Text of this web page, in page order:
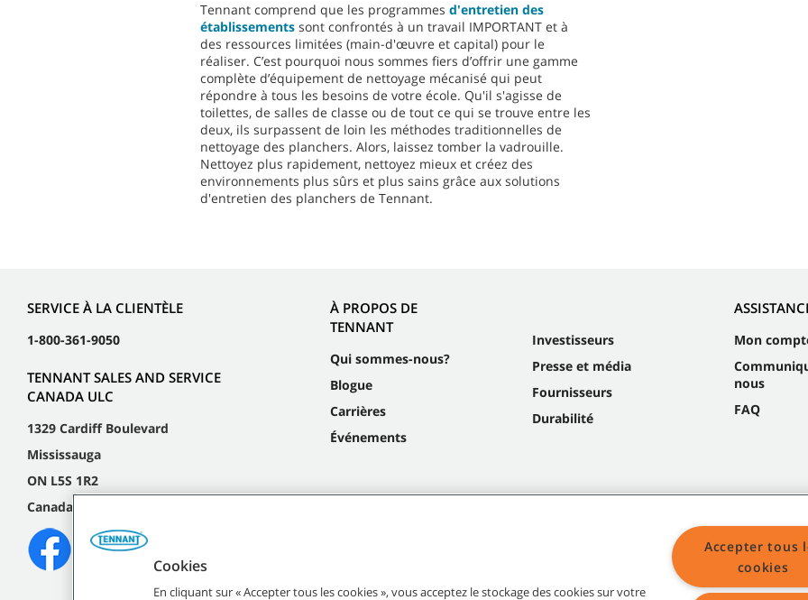
Tennant comprend que les programmes d'entretien des
établissements sont confrontés à un travail IMPORTANT et à
des ressources limitées (main-d'œuvre et capital) pour le
réaliser. C’est pourquoi nous sommes fiers d’offrir une gamme
complète d’équipement de nettoyage mécanisé qui peut
répondre à tous les besoins de votre école. Qu'il s'agisse de
toilettes, de salles de classe ou de tout ce qui se trouve entre les
deux, ils surpassent de loin les méthodes traditionnelles de
nettoyage des planchers. Alors, laissez tomber la vadrouille.
Nettoyez plus rapidement, nettoyez mieux et créez des
environnements plus sûrs et plus sains grâce aux solutions
d'entretien des planchers de Tennant.
SERVICE À LA CLIENTÈLE
1-800-361-9050
TENNANT SALES AND SERVICE
CANADA ULC
1329 Cardiff Boulevard
Mississauga
ON L5S 1R2
Canada
À PROPOS DE
TENNANT
Qui sommes-nous?
Blogue
Carrières
Événements
Investisseurs
Presse et média
Fournisseurs
Durabilité
Mon
nous
FAQ
Plan du site
Cookies
En cliquant sur « Accepter tous les cookies », vous acceptez le stockage des cookies sur votre
Accepter tous
cookies